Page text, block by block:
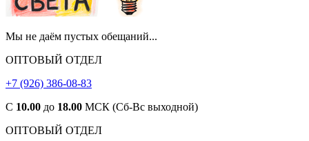
Мы не даём пустых обещаний...
ОПТОВЫЙ ОТДЕЛ
+7 (926) 386-08-83
С 10.00 до 18.00 МСК (Сб-Вс выходной)
ОПТОВЫЙ ОТДЕЛ